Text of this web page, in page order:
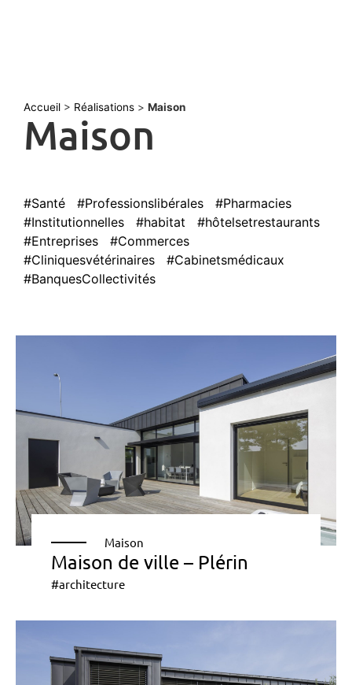
Accueil > Réalisations > Maison
Maison
#Santé #Professionslibérales
#Pharmacies
#Institutionnelles
#habitat
#hôtelsetrestaurants
#Entreprises
#Commerces
#Cliniquesvétérinaires
#Cabinetsmédicaux
#BanquesCollectivités
Maison
#architecture
Maison de ville – Plérin